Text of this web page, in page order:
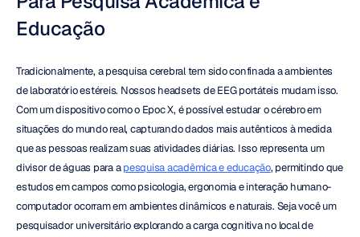
Educação
Tradicionalmente, a pesquisa cerebral tem sido confinada a ambientes
de laboratório estéreis. Nossos headsets de EEG portáteis mudam isso.
Com um dispositivo como o Epoc X, é possível estudar o cérebro em
situações do mundo real, capturando dados mais autênticos à medida
que as pessoas realizam suas atividades diárias. Isso representa um
divisor de águas para a pesquisa acadêmica e educação, permitindo que
estudos em campos como psicologia, ergonomia e interação humano-
computador ocorram em ambientes dinâmicos e naturais. Seja você um
pesquisador universitário explorando a carga cognitiva no local de